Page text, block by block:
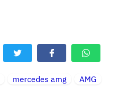
AMG
mercedes amg